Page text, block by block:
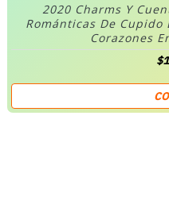
2020 Charms Y
Románticas De Cupido
Corazones